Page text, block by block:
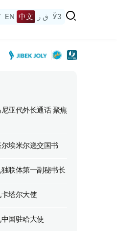
EN 中文 ق ز ЎЗ
亚代外长通话 聚焦
埃米尔递交国书
联体第一副秘书长
塔尔大使
国驻哈大使